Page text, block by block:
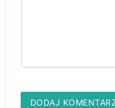
DODAJ